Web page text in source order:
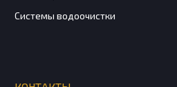
Системы водоочистки